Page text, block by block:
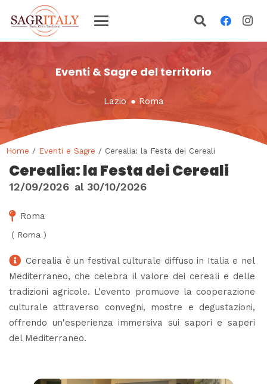
Eventi & Sagre del territorio
Lazio ● Roma
Home / Eventi e Sagre / Cerealia: la Festa dei Cereali
Cerealia: la Festa dei Cereali
12/09/2026 al 30/10/2026
Roma
( Roma )
Cerealia è un festival culturale diffuso in Italia e nel
Mediterraneo, che celebra il valore dei cereali e delle
tradizioni agricole. L'evento promuove la cooperazione
culturale attraverso convegni, mostre e degustazioni,
offrendo un'esperienza immersiva sui sapori e saperi
del Mediterraneo.